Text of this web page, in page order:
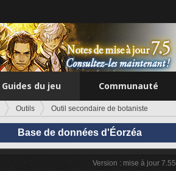
Guides du jeu Communauté
Outils Outil secondaire de botaniste
Base de données d'Éorzéa
Version : mise à jour 7.55